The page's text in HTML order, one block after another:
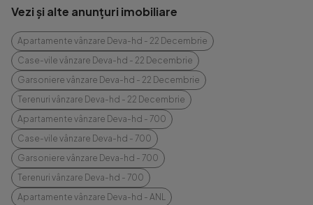
Vezi și alte anunțuri imobiliare
Apartamente vânzare Deva-hd - 22 Decembrie
Case-vile vânzare Deva-hd - 22 Decembrie
Garsoniere vânzare Deva-hd - 22 Decembrie
Terenuri vânzare Deva-hd - 22 Decembrie
Apartamente vânzare Deva-hd - 700
Case-vile vânzare Deva-hd - 700
Garsoniere vânzare Deva-hd - 700
Terenuri vânzare Deva-hd - 700
Apartamente vânzare Deva-hd - ANL